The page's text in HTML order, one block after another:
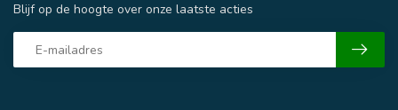
Blijf op de hoogte over onze laatste acties